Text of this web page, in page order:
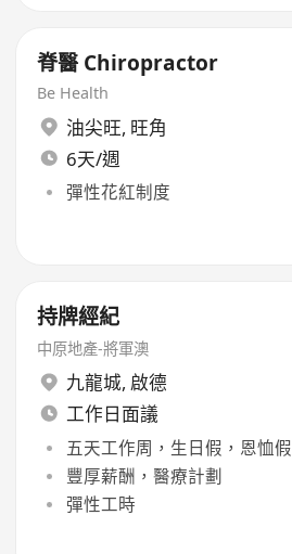
脊醫 Chiropractor
Be Health
油尖旺, 旺角
6天/週
彈性花紅制度
持牌經紀
中原地產-將軍澳
九龍城, 啟德
工作日面議
五天工作周，生日假，恩恤假
豐厚薪酬，醫療計劃
彈性工時